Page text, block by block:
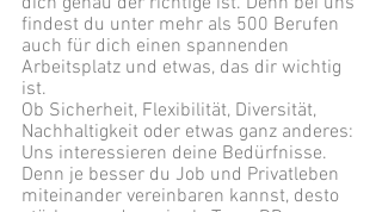
findest du unter mehr als 500 Berufen
auch für dich einen spannenden
Arbeitsplatz und etwas, das dir wichtig
ist.
Ob Sicherheit, Flexibilität, Diversität,
Nachhaltigkeit oder etwas ganz anderes:
Uns interessieren deine Bedürfnisse.
Denn je besser du Job und Privatleben
miteinander vereinbaren kannst, desto